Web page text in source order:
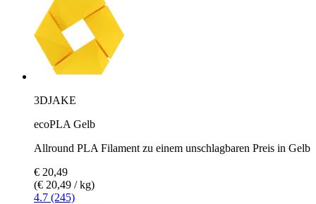
3DJAKE
ecoPLA Gelb
Allround PLA Filament zu einem unschlagbaren Preis in Gelb
€ 20,49
(€ 20,49 / kg)
4.7 (245)